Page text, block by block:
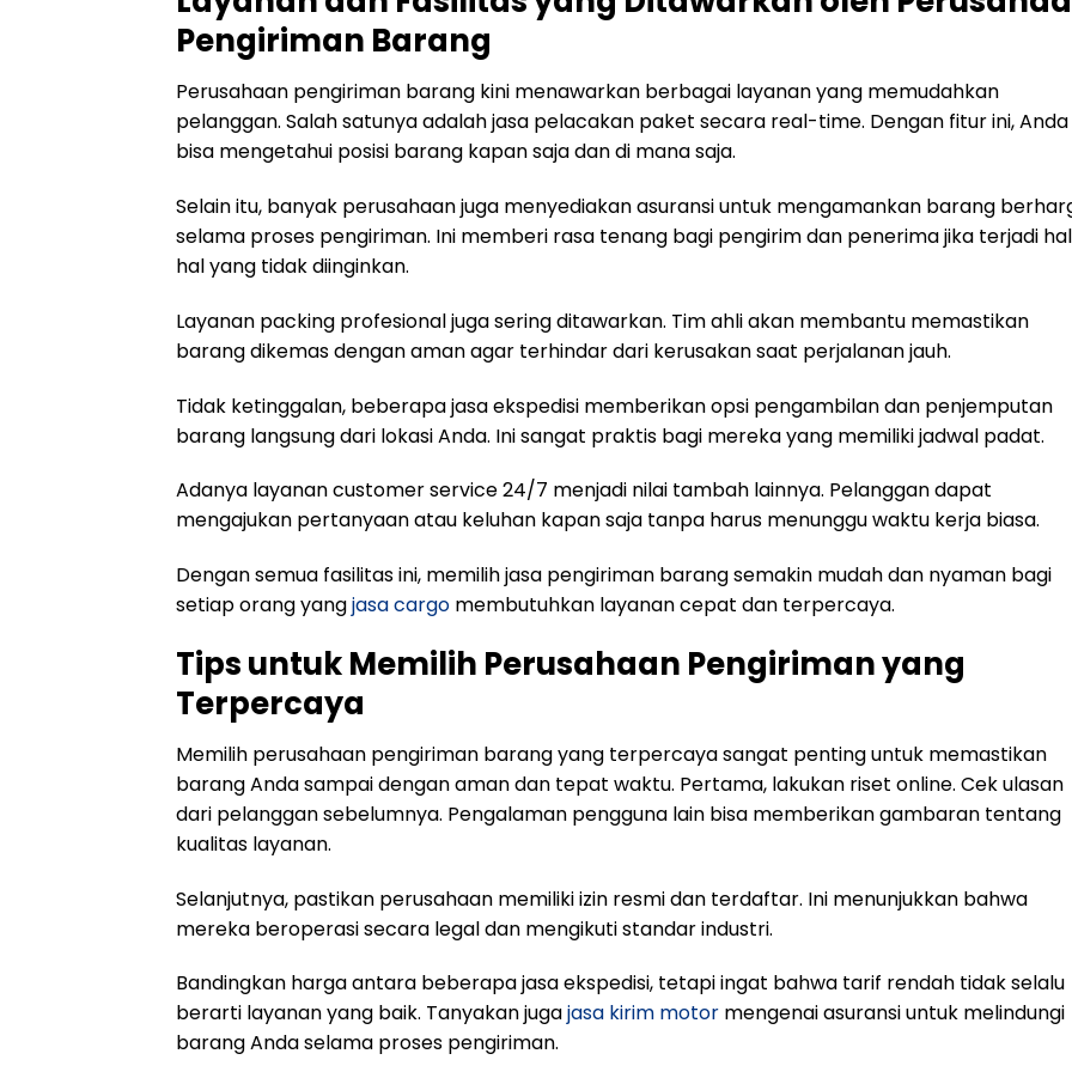
Pengiriman Barang
Perusahaan pengiriman barang kini menawarkan berbagai layanan yang memudahkan
pelanggan. Salah satunya adalah jasa pelacakan paket secara real-time. Dengan fitur ini, Anda
bisa mengetahui posisi barang kapan saja dan di mana saja.
Selain itu, banyak perusahaan juga menyediakan asuransi untuk mengamankan barang
selama proses pengiriman. Ini memberi rasa tenang bagi pengirim dan penerima jika terjadi
hal yang tidak diinginkan.
Layanan packing profesional juga sering ditawarkan. Tim ahli akan membantu memastikan
barang dikemas dengan aman agar terhindar dari kerusakan saat perjalanan jauh.
Tidak ketinggalan, beberapa jasa ekspedisi memberikan opsi pengambilan dan penjemputan
barang langsung dari lokasi Anda. Ini sangat praktis bagi mereka yang memiliki jadwal padat.
Adanya layanan customer service 24/7 menjadi nilai tambah lainnya. Pelanggan dapat
mengajukan pertanyaan atau keluhan kapan saja tanpa harus menunggu waktu kerja biasa.
Dengan semua fasilitas ini, memilih jasa pengiriman barang semakin mudah dan nyaman bagi
setiap orang yangjasa cargo membutuhkan layanan cepat dan terpercaya.
Tips untuk Memilih Perusahaan Pengiriman yang
Terpercaya
Memilih perusahaan pengiriman barang yang terpercaya sangat penting untuk memastikan
barang Anda sampai dengan aman dan tepat waktu. Pertama, lakukan riset online. Cek ulasan
dari pelanggan sebelumnya. Pengalaman pengguna lain bisa memberikan gambaran tentang
kualitas layanan.
Selanjutnya, pastikan perusahaan memiliki izin resmi dan terdaftar. Ini menunjukkan bahwa
mereka beroperasi secara legal dan mengikuti standar industri.
Bandingkan harga antara beberapa jasa ekspedisi, tetapi ingat bahwa tarif rendah tidak selalu
berarti layanan yang baik. Tanyakan jugajasa kirim motor mengenai asuransi untuk melindungi
barang Anda selama proses pengiriman.